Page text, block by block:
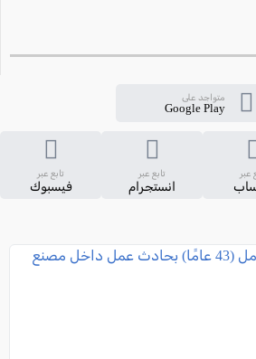
متواجد على
Google Play
عبر تابع عبر
انستجرام
تابع عبر
فيسبوك